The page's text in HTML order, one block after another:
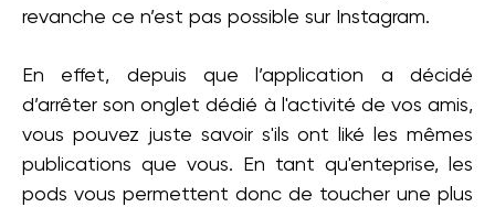
revanche ce n’est pas possible sur Instagram.
En effet, depuis que l’application a décidé
d’arrêter son onglet dédié à l'activité de vos amis,
vous pouvez juste savoir s'ils ont liké les mêmes
publications que vous. En tant qu'enteprise, les
pods vous permettent donc de toucher une plus